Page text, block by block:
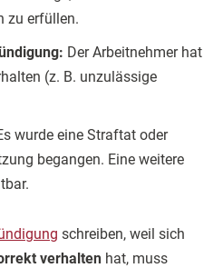
zu erfüllen.
Der Arbeitnehmer hat
(z. B. unzulässige
wurde eine Straftat oder
begangen. Eine weitere
schreiben, weil sich
verhalten hat, muss